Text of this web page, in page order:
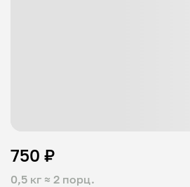
0,5 кг ≈ 2 порц.
750 ₽